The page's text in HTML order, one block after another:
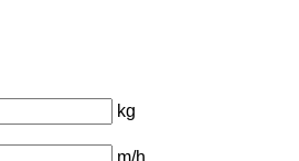
kg
m/h